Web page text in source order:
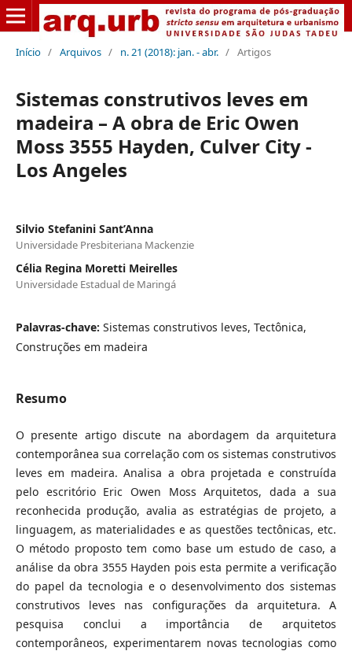
Início / Arquivos / n. 21 (2018): jan. - abr. / Artigos
Sistemas construtivos leves em
madeira – A obra de Eric Owen
Moss 3555 Hayden, Culver City -
Los Angeles
Silvio Stefanini Sant’Anna
Universidade Presbiteriana Mackenzie
Célia Regina Moretti Meirelles
Universidade Estadual de Maringá
Palavras-chave: Sistemas construtivos leves, Tectônica,
Construções em madeira
Resumo
O presente artigo discute na abordagem da arquitetura
contemporânea sua correlação com os sistemas construtivos
leves em madeira. Analisa a obra projetada e construída
pelo escritório Eric Owen Moss Arquitetos, dada a sua
reconhecida produção, avalia as estratégias de projeto, a
linguagem, as materialidades e as questões tectônicas, etc.
O método proposto tem como base um estudo de caso, a
análise da obra 3555 Hayden pois esta permite a verificação
do papel da tecnologia e o desenvolvimento dos sistemas
construtivos leves nas configurações da arquitetura. A
pesquisa conclui a importância de arquitetos
contemporâneos, experimentarem novas tecnologias como